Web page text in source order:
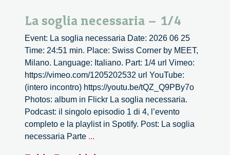
La soglia necessaria – 1/4
Event: La soglia necessaria Date: 2026 06 25
Time: 24:51 min. Place: Swiss Corner by MEET,
Milano. Language: Italiano. Part: 1/4 url Vimeo:
https://vimeo.com/1205202532 url YouTube:
(intero incontro) https://youtu.be/tQZ_Q9PBy7o
Photos: album in Flickr La soglia necessaria.
Podcast: il singolo episodio 1 di 4, l’evento
completo e la playlist in Spotify. Post: La soglia
necessaria Parte ...